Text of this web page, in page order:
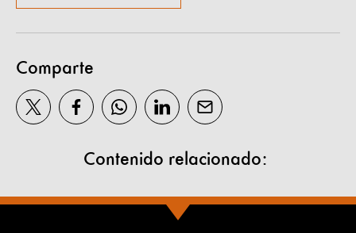
Comparte
Contenido relacionado: